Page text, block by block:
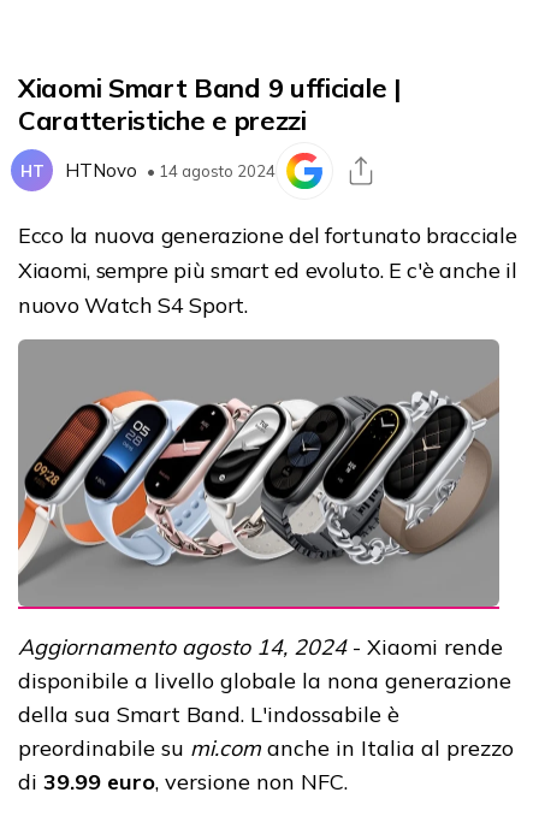
Xiaomi Smart Band 9 ufficiale |
Caratteristiche e prezzi
HT HTNovo • 14 agosto 2024
Ecco la nuova generazione del fortunato bracciale
Xiaomi, sempre più smart ed evoluto. E c'è anche il
nuovo Watch S4 Sport.
Aggiornamento agosto 14, 2024- Xiaomi rende
disponibile a livello globale la nona generazione
della sua Smart Band. L'indossabile è
preordinabile su mi.com anche in Italia al prezzo
di 39.99 euro, versione non NFC.